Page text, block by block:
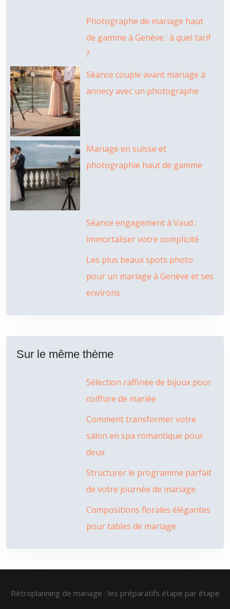
Photographe de mariage haut
de gamme à Genève : à quel tarif
?
Séance couple avant mariage à
annecy avec un photographe
Mariage en suisse et
photographie haut de gamme
Séance engagement à Vaud :
immortaliser votre complicité
Les plus beaux spots photo
pour un mariage à Genève et ses
environs
Sur le même thème
Sélection raffinée de bijoux pour
coiffure de mariée
Comment transformer votre
salon en spa romantique pour
deux
Structurer le programme parfait
de votre journée de mariage
Compositions florales élégantes
pour tables de mariage
Rétroplanning de mariage : les préparatifs étape par étape